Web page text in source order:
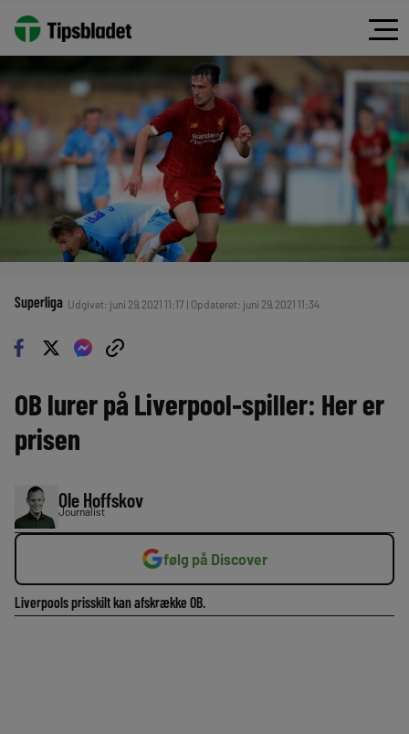
Superliga Udgivet: juni 29, 2021 11:17 | Opdateret: juni 29, 2021 11:34
OB lurer på Liverpool-spiller: Her er
prisen
Ole Hoffskov
Journalist
følg på Discover
Liverpools prisskilt kan afskrække OB.